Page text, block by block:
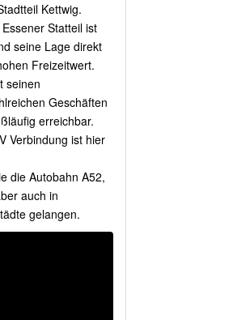
Kettwig.
Statteil ist
seine Lage direkt
Freizeitwert.
seinen
Geschäften
erreichbar.
Verbindung ist hier
die Autobahn A52,
auch in
gelangen.